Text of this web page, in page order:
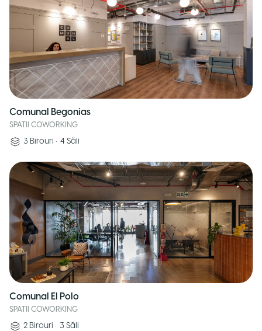
Comunal Begonias
SPATII COWORKING
3 Birouri • 4 Săli
Comunal El Polo
SPATII COWORKING
2 Birouri • 3 Săli